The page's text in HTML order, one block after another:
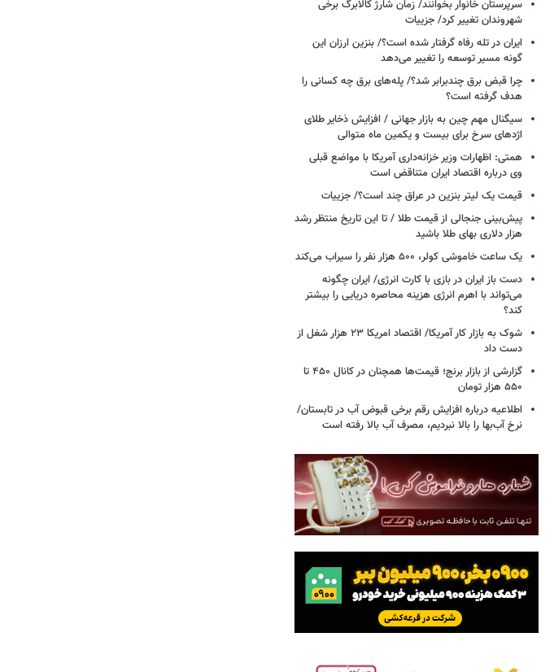
سرپرستان خانوار بخوانند/ زمان شارژ کالابرگ برخی
شهروندان تغییر کرد/ جزییات
ایران در تله رفاه گرفتار شده است؟/ بنزین ارزان این
گونه مسیر توسعه را تغییر می‌دهد
چرا قبض برق چندبرابر شد؟/ پله‌های برق چه کسانی را
هدف گرفته است؟
سیگنال‌ مهم چین به بازار جهانی / افزایش ذخایر طلای
اژدهای سرخ برای بیست و یکمین ماه متوالی
همتی: اظهارات وزیر خزانه‌داری آمریکا با مواضع قبلی
وی درباره اقتصاد ایران متناقض است
قیمت یک لیتر بنزین در عراق چند است؟/ جزییات
پیش‌بینی جنجالی از قیمت طلا / تا این تاریخ منتظر رشد
هزار دلاری بهای طلا باشید
یک ساعت خاموشی کولر، ۵۰۰ هزار نفر را سیراب می‌کند
دست باز ایران در بازی با کارت انرژی/ ایران چگونه
می‌تواند با اهرم انرژی‌ هزینه محاصره دریایی را بیشتر
کند؟
شوک به بازار کار آمریکا/ اقتصاد امریکا ۲۳ هزار شغل از
دست داد
گزارشی از بازار برنج؛ قیمت‌ها همچنان در کانال ۴۵۰ تا
۵۵۰ هزار تومان
اطلاعیه درباره افزایش رقم برخی قبوض آب در تابستان/
نرخ آب‌بها را بالا نبردیم، مصرف آب بالا رفته است